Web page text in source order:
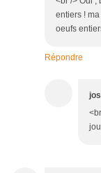
entiers !
oeufs
Répondre